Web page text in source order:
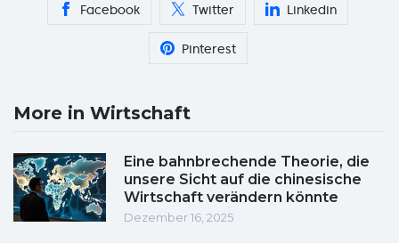
Facebook Twitter Linkedin
Pinterest
More in Wirtschaft
Eine bahnbrechende Theorie, die
unsere Sicht auf die chinesische
Wirtschaft verändern könnte
Dezember 16, 2025